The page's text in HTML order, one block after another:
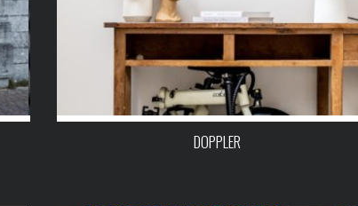
DOPPLER